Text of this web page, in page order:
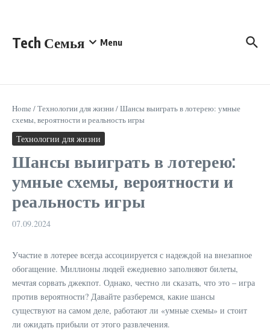
Tech Семья Menu
Home /Технологии для жизни/Шансы выиграть в лотерею: умные
схемы, вероятности и реальность игры
Технологии для жизни
Шансы выиграть в лотерею:
умные схемы, вероятности и
реальность игры
07.09.2024
Участие в лотерее всегда ассоциируется с надеждой на внезапное
обогащение. Миллионы людей ежедневно заполняют билеты,
мечтая сорвать джекпот. Однако, честно ли сказать, что это – игра
против вероятности? Давайте разберемся, какие шансы
существуют на самом деле, работают ли «умные схемы» и стоит
ли ожидать прибыли от этого развлечения.